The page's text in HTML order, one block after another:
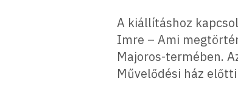
A kiállításhoz
Imre – Ami
Majoros-termében.
Művelődési ház